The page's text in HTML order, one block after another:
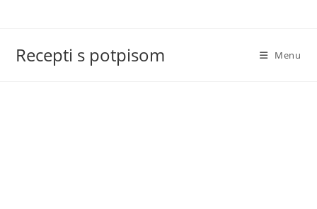
Recepti s potpisom Menu